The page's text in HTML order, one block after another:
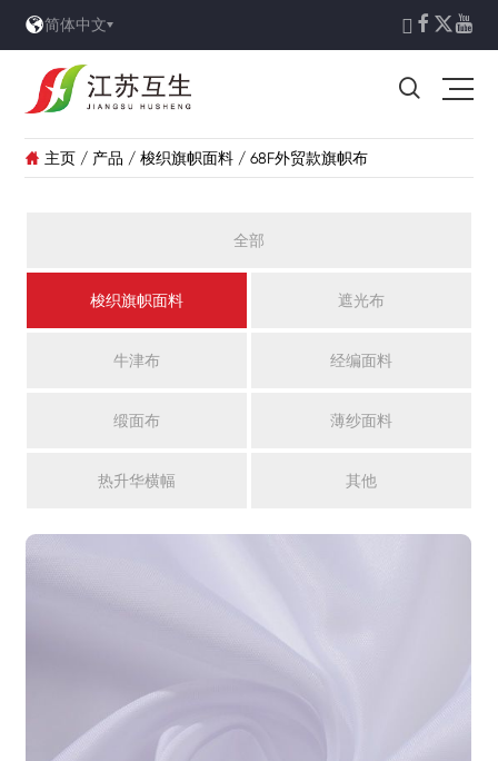
简体中文    

 主页 / 产品 / 梭织旗帜面料 / 68F外贸款旗帜布
全部
梭织旗帜面料 遮光布
牛津布 经编面料
缎面布 薄纱面料
热升华横幅 其他